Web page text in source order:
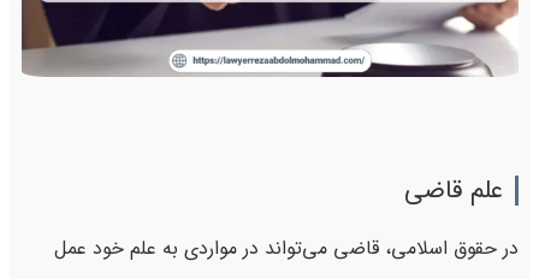
علم قاضی
در حقوق اسلامی، قاضی می‌تواند در مواردی به علم خود عمل